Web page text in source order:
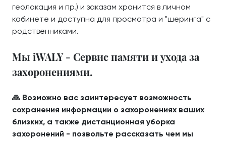
геолокация и пр.) и заказам хранится в личном
кабинете и доступна для просмотра и "шеринга" с
родственниками.
Мы iWALY - Сервис памяти и ухода за
захоронениями.
🙏 Возможно вас заинтересует возможность
сохранения информации о захоронениях ваших
близких, а также дистанционная уборка
захоронений - позвольте рассказать чем мы